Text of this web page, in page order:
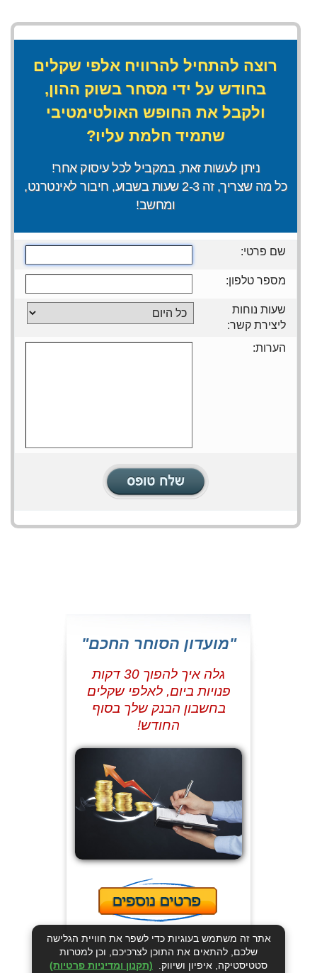
רוצה להתחיל להרוויח אלפי שקלים
בחודש על ידי מסחר בשוק ההון,
ולקבל את החופש האולטימטיבי
שתמיד חלמת עליו?
ניתן לעשות זאת, במקביל לכל עיסוק אחר!
כל מה שצריך, זה 2-3 שעות בשבוע, חיבור לאינטרנט,
ומחשב!
שם פרטי:
מספר טלפון:
שעות נוחות
ליצירת קשר:
הערות:
"מועדון הסוחר החכם"
גלה איך להפוך 30 דקות
פנויות ביום, לאלפי שקלים
בחשבון הבנק שלך בסוף
החודש!
אתר זה משתמש בעוגיות כדי לשפר את חוויית הגלישה
שלכם, להתאים את התוכן לצרכיכם, וכן למטרות
סטטיסטיקה, איפיון ושיווק.
(תקנון ומדיניות פרטיות)